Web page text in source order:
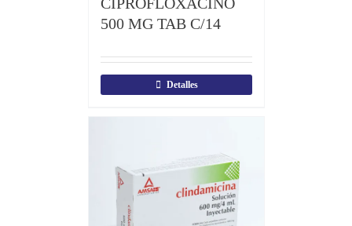
500 MG TAB C/14
Detalles